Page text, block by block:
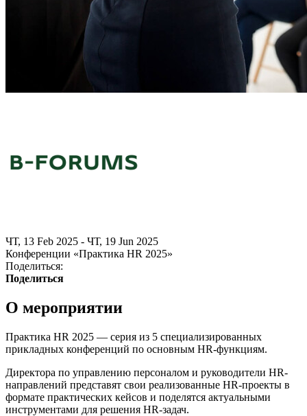
ЧТ, 13 Feb 2025 - ЧТ, 19 Jun 2025
Конференции «Практика HR 2025»
Поделиться:
Поделиться
О мероприятии
Практика HR 2025 — серия из 5 специализированных
прикладных конференций по основным HR-функциям.
Директора по управлению персоналом и руководители HR-
направлений представят свои реализованные HR-проекты в
формате практических кейсов и поделятся актуальными
инструментами для решения HR-задач.